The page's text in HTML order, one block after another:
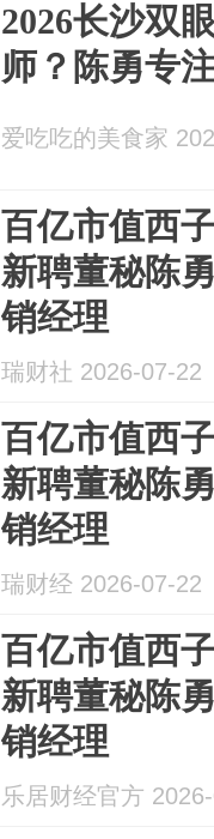
2026长沙双
师？陈勇专
爱吃吃的美食家
百亿市值西
新聘董秘陈
销经理
瑞财社 2026-07-22
百亿市值西
新聘董秘陈
销经理
瑞财经 2026-07-22
百亿市值西
新聘董秘陈
销经理
乐居财经官方